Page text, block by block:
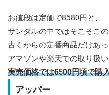
お値段は定価で8580円と、
サンダルの中ではそこそこ
古くからの定番商品だけあっ
アマゾンや楽天での取り扱い
実売価格では6500円頃で購
アッパー